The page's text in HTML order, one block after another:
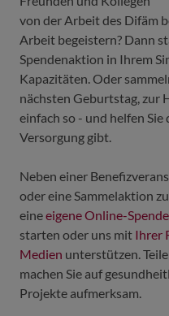
von der Arbeit des Difäm
Arbeit begeistern? Dann
Spendenaktion in Ihrem
Kapazitäten. Oder
nächsten Geburtstag, zur
einfach so - und helfen
Versorgung gibt.
Neben einer
oder eine Sammelaktion
eineeigene Online-
starten oder uns mit Ihrer
Medien unterstützen.
machen Sie auf
Projekte aufmerksam.